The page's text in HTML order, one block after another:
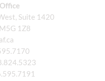
Suite 1420
1Z8